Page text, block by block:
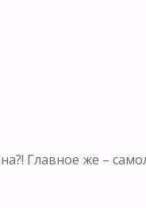
Главное же –